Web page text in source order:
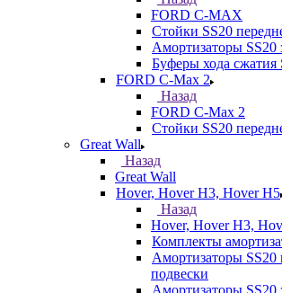
FORD С-MAX
Стойки SS20
Амортизаторы SS20
Буферы хода сжатия
FORD C-Max 2
Назад
FORD C-Max 2
Стойки SS20
Great Wall
Назад
Great Wall
Hover, Hover H3, Hover H5
Назад
Hover, Hover H3,
Комплекты
Амортизаторы SS20
подвески
Амортизаторы SS20